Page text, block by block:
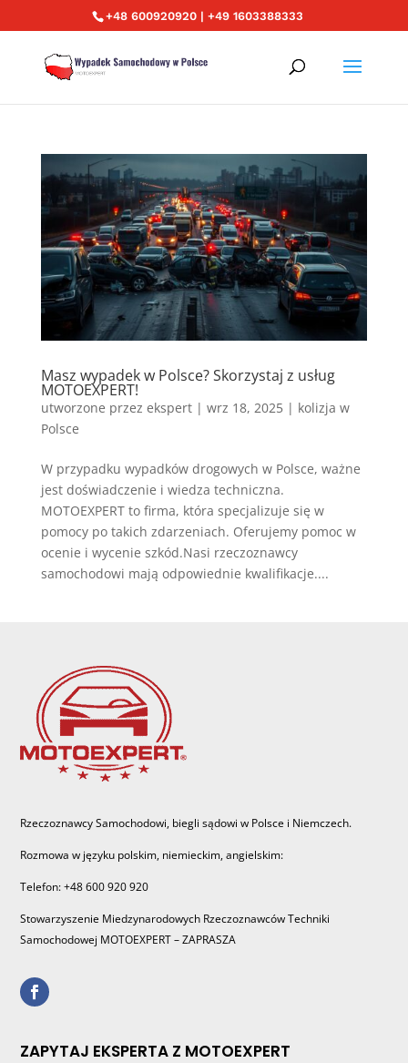
+48 600920920 | +49 1603388333
Masz wypadek w Polsce? Skorzystaj z usług
MOTOEXPERT!
utworzone przez ekspert| wrz 18, 2025| kolizja w
Polsce
W przypadku wypadków drogowych w Polsce, ważne
jest doświadczenie i wiedza techniczna.
MOTOEXPERT to firma, która specjalizuje się w
pomocy po takich zdarzeniach. Oferujemy pomoc w
ocenie i wycenie szkód.Nasi rzeczoznawcy
samochodowi mają odpowiednie kwalifikacje....
Rzeczoznawcy Samochodowi, biegli sądowi w Polsce i Niemczech.
Rozmowa w języku polskim, niemieckim, angielskim:
Telefon: +48 600 920 920
Stowarzyszenie Miedzynarodowych Rzeczoznawców Techniki
Samochodowej MOTOEXPERT – ZAPRASZA
ZAPYTAJ EKSPERTA Z MOTOEXPERT